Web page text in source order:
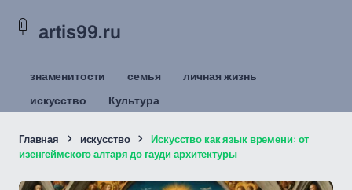
artis99.ru
знаменитости семья
личная жизнь
искусство
Культура
Главная искусство
Искусство как язык времени: от
изенгеймского алтаря до гауди архитектуры